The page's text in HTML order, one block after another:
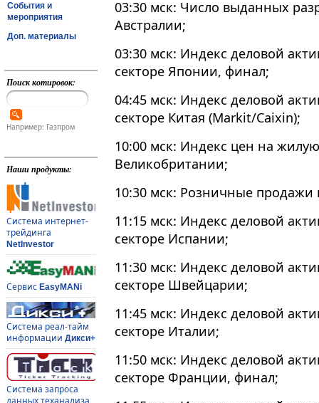
События и
мероприятия
Доп. материалы
Поиск котировок:
Например: Газпром
Наши продукты:
Система интернет-
трейдинга
NetInvestor
Сервис EasyMANi
Система реал-тайм
информации Дикси+
Система запроса
03:30 мск: Число выданных
Австралии;
03:30 мск: Индекс деловой
секторе Японии, финал;
04:45 мск: Индекс деловой
секторе Китая (Markit/Caixin);
10:00 мск: Индекс цен на
Великобритании;
10:30 мск: Розничные
11:15 мск: Индекс деловой
секторе Испании;
11:30 мск: Индекс деловой
секторе Швейцарии;
11:45 мск: Индекс деловой
секторе Италии;
11:50 мск: Индекс деловой
секторе Франции, финал;